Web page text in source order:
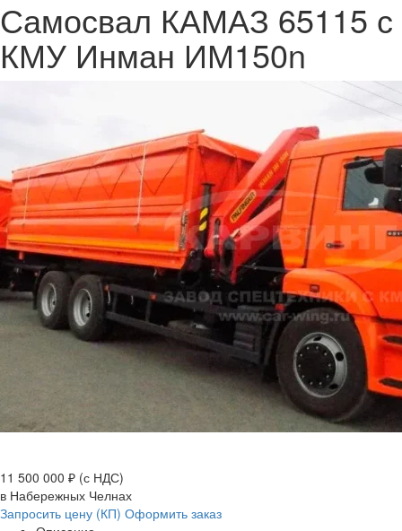
Самосвал КАМАЗ 65115 с
КМУ Инман ИМ150n
11 500 000 ₽ (с НДС)
в Набережных Челнах
Запросить цену (КП) Оформить заказ